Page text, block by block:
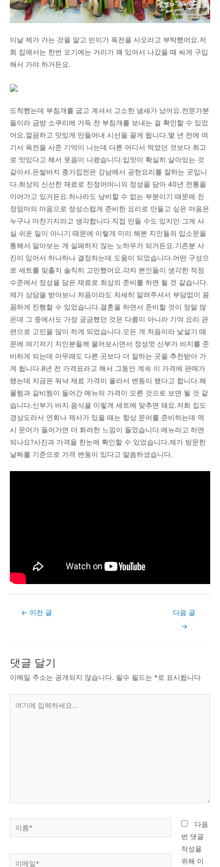
이날 제가 가는 것을 알고 빈이가 육전을 사오라고 부탁했어요.저
희 집에서는 한번 오기에는 거리가 꽤 있어서 나갔을 때 싸게 구입
해서 가야 하거든요.
도착했는데 부침개를 굽고 계셔서 고소한 냄새가 났어요.전문가분
들이라 금방 소쿠리에 가득 찬 부침개를 보내는 걸 확인할 수 있었
어요.깔끔하고 맛있게 만들어내 시선을 끌게 됩니다.몇 년 전에 여
기서 육전을 사준 기억이 나는데 다른 어디서 먹었던 것보다 최고
로 맛있다고 해서 웃음이 나왔습니다.입맛이 확실히 살아있는 것
같아서.은쌀바지 종가집전은 강남에서 공헌요리를 잘하는 곳입니
다.최상의 신선한 재료로 친정어머니의 정성을 담아 40년 전통을
이어가고 있거든요.하나라도 낭비할 수 없는 부분이기 때문에 친
정엄마의 마음으로 정성스럽게 준비한 요리로 만들고 싶은 마음은
누구나 마찬가지라고 생각합니다.직접 만들 수도 있지만 그게 사
실 쉬운 일이 아니기 때문에 이렇게 미리 해본 지인들의 입소문을
통해서 알아보는 게 실패하지 않는 노하우가 되거든요.기존분 사
진이 있어서 하나하나 결정하는데 도움이 되었습니다.어떤 구성으
로 세트를 맞출지 솔직히 고민했어요.각자 본인들이 생각한 적정
수준에서 정성을 담은 재료로 최상의 준비를 하면 될 것 같습니다.
제가 상담을 받아보니 처음이라도 자세히 알려주셔서 부담없이 꼼
꼼하게 진행할 수 있었습니다.결혼을 하면서 준비할 것이 정말 많
은데 그 중에서도 가장 궁금했던 것은 다름이 아니라 기여 요리 관
련으로 고민을 많이 하게 되었습니다.모든 게 처음이라 낯설기 때
문에 여기저기 지인분들께 물어보시면서 정성껏 신부가 바지를 준
비하게 되는데 아무래도 다른 곳보다 더 잘하는 곳을 추천받아 가
게 됩니다.8년 전 가격표라고 해서 그동안 계속 이 가격에 판매가
됐는데 지금은 워낙 재료 가격이 올라서 변동이 됐다고 합니다.해
물찜과 갈비찜이 들어간 메뉴의 가격이 오른 것으로 보면 될 것 같
습니다.신부가 바지 음식을 이렇게 세트에 맞추면 돼요.저희 집도
경상도라서 연회나 제사가 있을 때는 항상 문어를 준비하는데 역
시 문어가 들어가면 더 화려한 느낌이 들었습니다.메뉴라고 하면
되나요?사진과 가격을 한눈에 확인할 수 있었습니다.제가 방문한
날짜를 기준으로 가격 변동이 있다고 말씀하셨습니다.
Post← 이전 글
다음 글
→
댓글 달기
이메일 주소는 공개되지 않습니다. 필수 필드는 *로 표시됩니다
름
다음
번 댓글
작성을
위해 이